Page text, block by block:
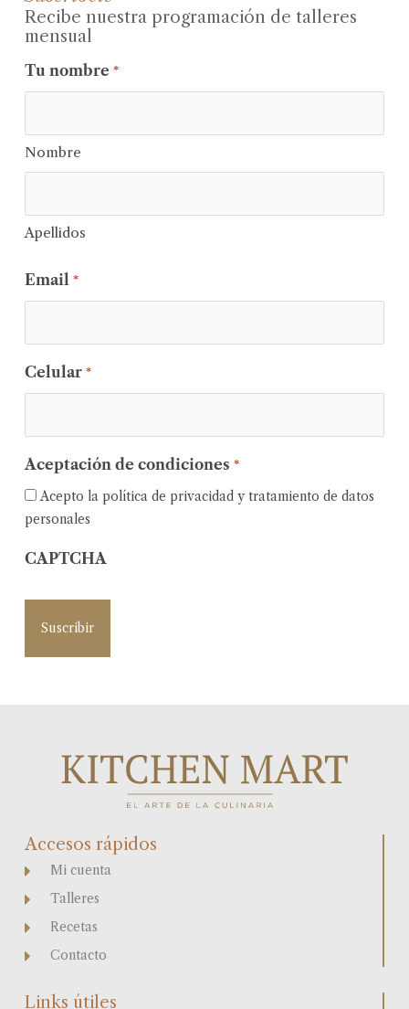
Recibe nuestra programación de talleres
mensual
Tu nombre *
Nombre
Apellidos
Email *
Celular *
Aceptación de condiciones *
Acepto la política de privacidad y tratamiento de datos
personales
CAPTCHA
Accesos rápidos
Mi cuenta
Talleres
Recetas
Contacto
Links útiles